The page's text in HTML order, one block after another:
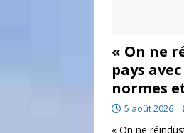
« On ne
pays
normes
5 août 2026
« On ne